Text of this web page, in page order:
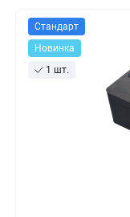
Стандарт
Новинка
1 шт.